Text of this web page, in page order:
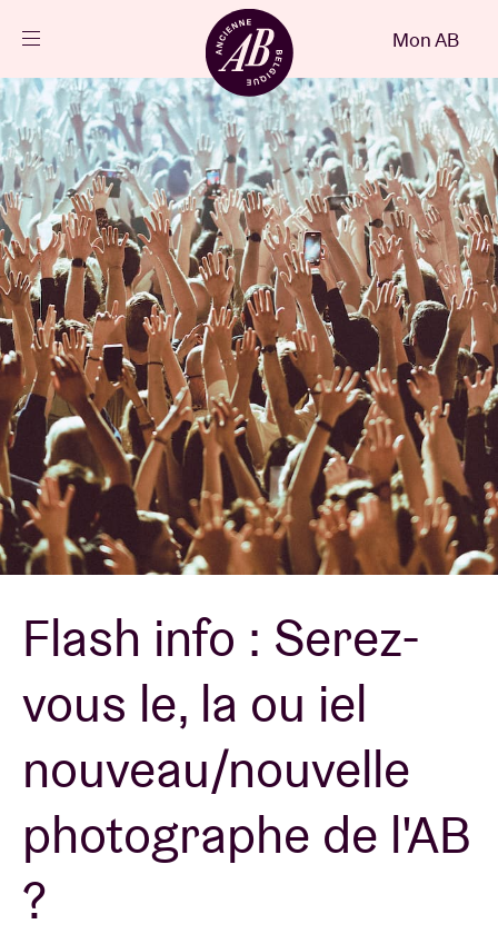
FR
Agenda
Projets
Actualités
Infos visiteurs
AB ❤ you
Location de salles
BRDCST
ABtv
Chèque-concert
À propos de l'AB
Contact
Mon AB
Flash info : Serez-
vous le, la ou iel
nouveau/nouvelle
photographe de l'AB
?